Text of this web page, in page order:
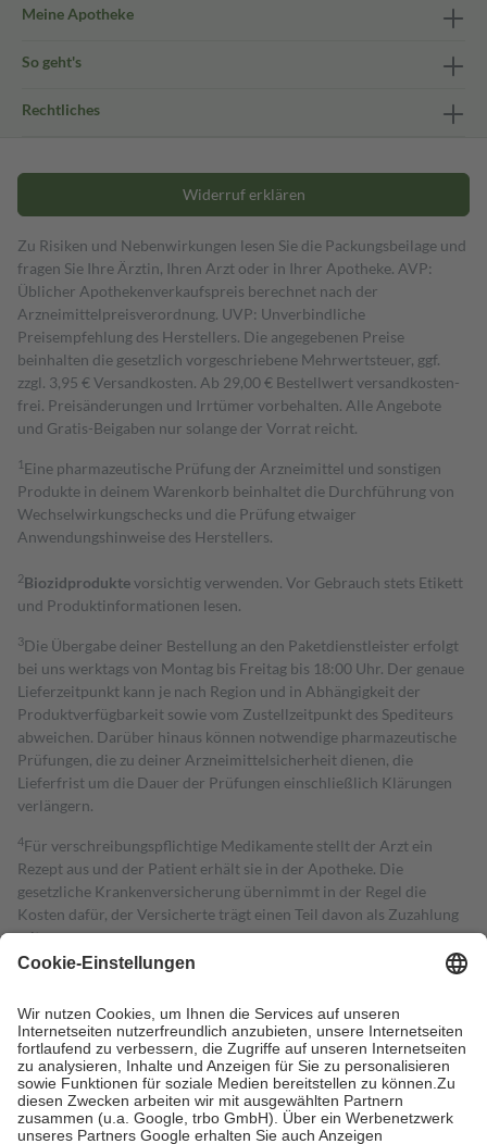
Meine Apotheke
So geht's
Rechtliches
Widerruf erklären
Zu Risiken und Nebenwirkungen lesen Sie die Packungsbeilage und
fragen Sie Ihre Ärztin, Ihren Arzt oder in Ihrer Apotheke. AVP:
Üblicher Apothekenverkaufspreis berechnet nach der
Arzneimittelpreisverordnung. UVP: Unverbindliche
Preisempfehlung des Herstellers. Die angegebenen Preise
beinhalten die gesetzlich vorgeschriebene Mehrwertsteuer, ggf.
zzgl. 3,95 € Versandkosten. Ab 29,00 € Bestell­wert versand­kosten­
frei. Preisänderungen und Irrtümer vorbehalten. Alle Angebote
und Gratis-Beigaben nur solange der Vorrat reicht.
1 Eine pharmazeutische Prüfung der Arzneimittel und sonstigen
Produkte in deinem Warenkorb beinhaltet die Durchführung von
Wechselwirkungschecks und die Prüfung etwaiger
Anwendungshinweise des Herstellers.
2Biozidproduktevorsichtig verwenden. Vor Gebrauch stets Etikett
und Produktinformationen lesen.
3Die Übergabe deiner Bestellung an den Paketdienstleister erfolgt
bei uns werktags von Montag bis Freitag bis 18:00 Uhr. Der genaue
Lieferzeitpunkt kann je nach Region und in Abhängigkeit der
Produktverfügbarkeit sowie vom Zustellzeitpunkt des Spediteurs
abweichen. Darüber hinaus können notwendige pharmazeutische
Prüfungen, die zu deiner Arzneimittelsicherheit dienen, die
Lieferfrist um die Dauer der Prüfungen einschließlich Klärungen
verlängern.
4Für verschreibungspflichtige Medikamente stellt der Arzt ein
Rezept aus und der Patient erhält sie in der Apotheke. Die
gesetzliche Krankenversicherung übernimmt in der Regel die
Kosten dafür, der Versicherte trägt einen Teil davon als Zuzahlung
mit.
Grundsätzlich leisten Mitglieder Zuzahlungen in Höhe von zehn
höchstens zehn Euro.
Es sind jedoch nie mehr als die tatsächlichen
Kosten der Leistung zu entrichten.
Diese Regeln gelten grundsätzlich auch für Online-Apotheken.
Bei Heilmitteln und häuslicher Krankenpflege beträgt die
Zuzahlung zehn Prozent der Kosten sowie zehn Euro je
Verordnung.